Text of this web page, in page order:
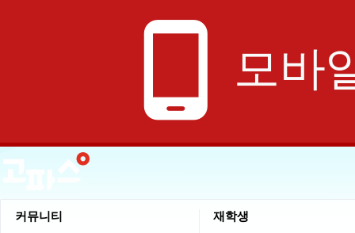
phone_android 모바
커뮤니티 재학생